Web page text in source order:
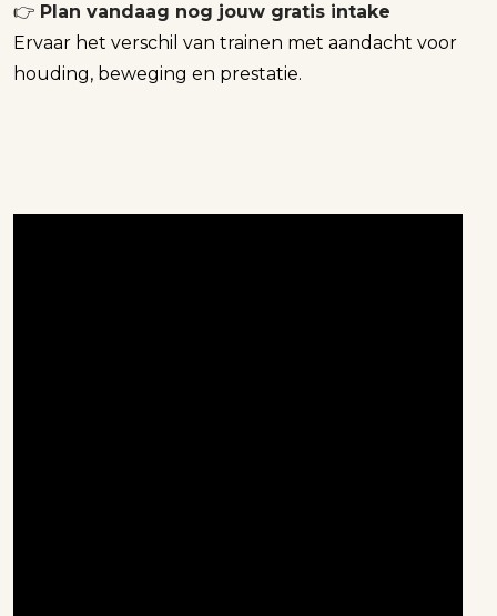
👉 Plan vandaag nog jouw gratis intake
Ervaar het verschil van trainen met aandacht voor
houding, beweging en prestatie.